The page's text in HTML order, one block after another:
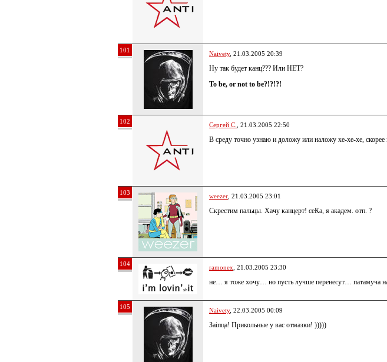
101 Naivety, 21.03.2005 20:39
Ну так будет канц??? Или НЕТ?
To be, or not to be?!?!?!
102 Сергей С. , 21.03.2005 22:50
В среду точно узнаю и доложу или наложу хе-хе-хе,
103 weezer , 21.03.2005 23:01
Скрестим пальцы. Хачу канцерт! сеКа, я академ. отп. ?
104 ramonex , 21.03.2005 23:30
не… я тоже хочу… но пусть лучше перенесут… патамуча
105 Naivety, 22.03.2005 00:09
Заіпца! Прикольные у вас отмазки! )))))